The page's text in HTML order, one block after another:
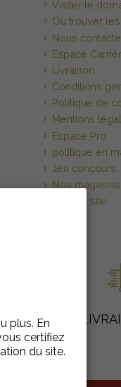
Visiter le
Où trouver
Nous
Espace
Livraison
Conditions
Politique de
Mentions
Espace Pro
politique en
Jeu concours
Nos magasins
Plan du site
plus. En
certifiez
du site.